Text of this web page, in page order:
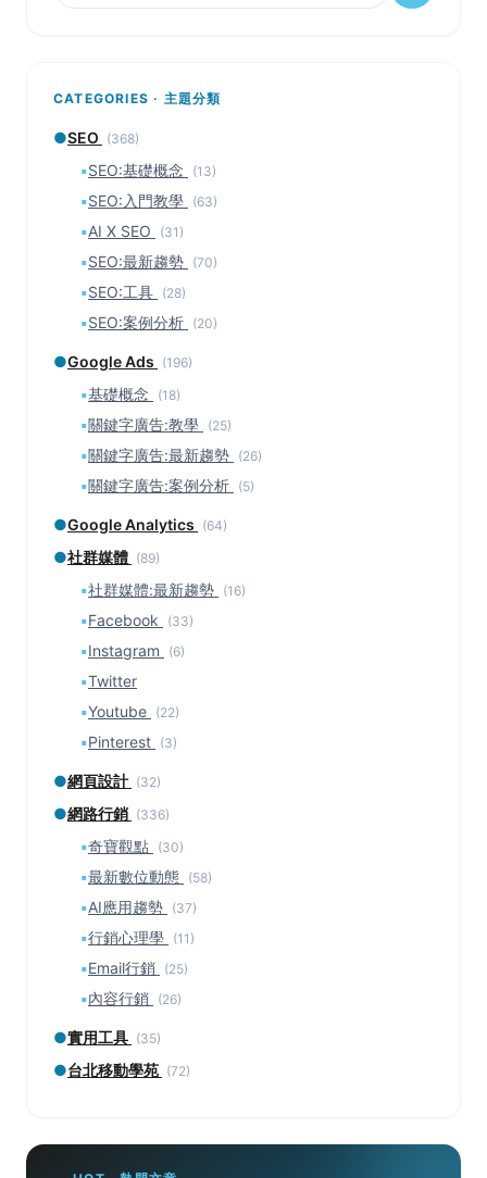
CATEGORIES · 主題分類
●SEO (368)
▪SEO:基礎概念 (13)
▪SEO:入門教學 (63)
▪AI X SEO (31)
▪SEO:最新趨勢 (70)
▪SEO:工具 (28)
▪SEO:案例分析 (20)
●Google Ads (196)
▪基礎概念 (18)
▪關鍵字廣告:教學 (25)
▪關鍵字廣告:最新趨勢 (26)
▪關鍵字廣告:案例分析 (5)
●Google Analytics (64)
●社群媒體 (89)
▪社群媒體:最新趨勢 (16)
▪Facebook (33)
▪Instagram (6)
▪Twitter
▪Youtube (22)
▪Pinterest (3)
●網頁設計 (32)
●網路行銷 (336)
▪奇寶觀點 (30)
▪最新數位動態 (58)
▪AI應用趨勢 (37)
▪行銷心理學 (11)
▪Email行銷 (25)
▪內容行銷 (26)
●實用工具 (35)
●台北移動學苑 (72)